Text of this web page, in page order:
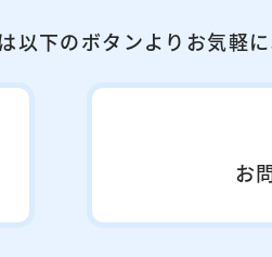
以下のボタンよりお気軽
お